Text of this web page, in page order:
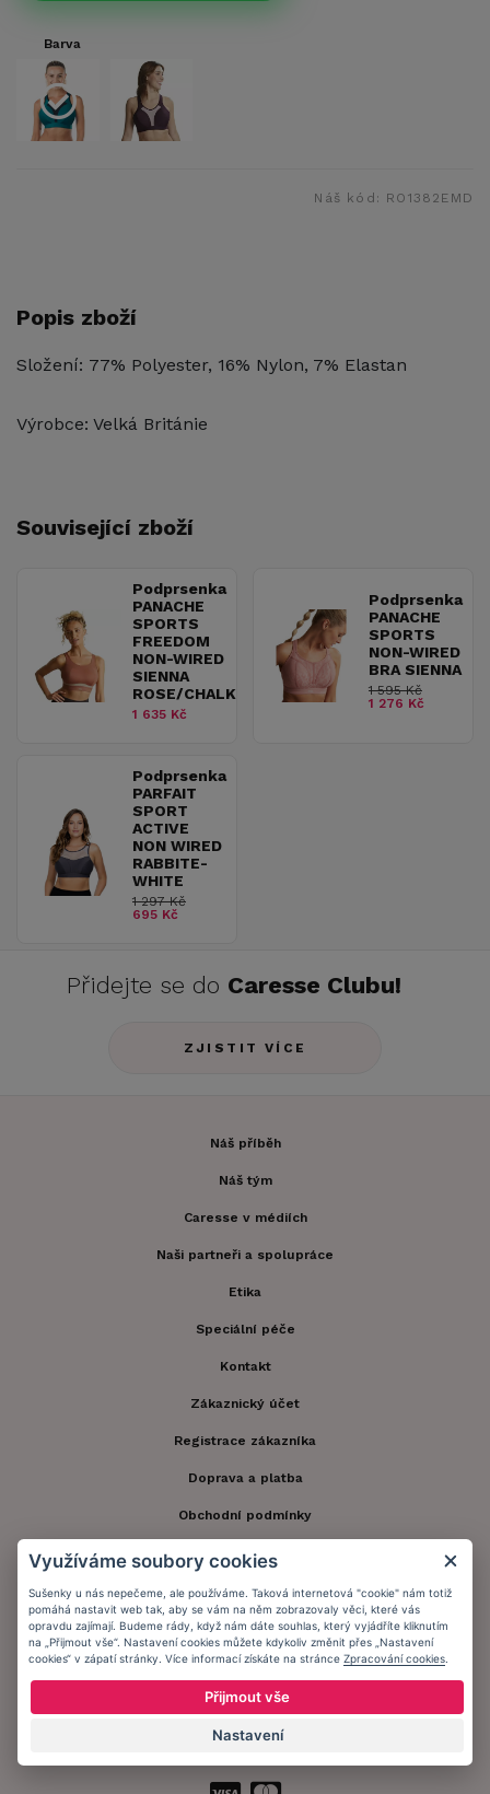
Barva
Náš kód: RO1382EMD
Popis zboží
Složení: 77% Polyester, 16% Nylon, 7% Elastan
Výrobce: Velká Británie
Související zboží
Podprsenka
PANACHE
SPORTS
FREEDOM
NON-WIRED
SIENNA
ROSE/CHALK
1 635 Kč
Podprsenka
PANACHE
SPORTS
NON-WIRED
BRA SIENNA
1 595 Kč
1 276 Kč
Podprsenka
PARFAIT
SPORT
ACTIVE
NON WIRED
RABBITE-
WHITE
1 297 Kč
695 Kč
Přidejte se do Caresse Clubu!
ZJISTIT VÍCE
Náš příběh
Náš tým
Caresse v médiích
Naši partneři a spolupráce
Etika
Speciální péče
Kontakt
Zákaznický účet
Registrace zákazníka
Doprava a platba
Obchodní podmínky
Ochrana osobních údajů
Informační memorandum
Zůstaňte s námi v kontaktu.
Využíváme soubory cookies
Sušenky u nás nepečeme, ale používáme. Taková internetová "cookie" nám totiž
pomáhá nastavit web tak, aby se vám na něm zobrazovaly věci, které vás
opravdu zajímají. Budeme rády, když nám dáte souhlas, který vyjádříte kliknutím
na „Přijmout vše“. Nastavení cookies můžete kdykoliv změnit přes „Nastavení
cookies“ v zápatí stránky. Více informací získáte na stránce Zpracování cookies
Přijmout vše
Nastavení